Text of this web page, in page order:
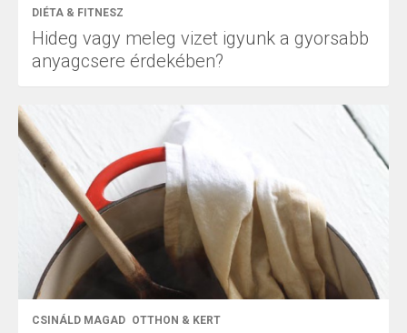
DIÉTA & FITNESZ
Hideg vagy meleg vizet igyunk a gyorsabb
anyagcsere érdekében?
CSINÁLD MAGAD OTTHON & KERT